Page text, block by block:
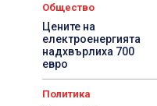
Общество
Цените на
електроенергията
надхвърлиха 700
евро
Политика